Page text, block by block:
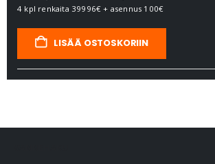
4 kpl renkaita 39996€ + asennus 100€
LISÄÄ OSTOSKORIIN